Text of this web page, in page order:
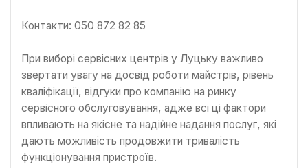
Контакти: 050 872 82 85
При виборі сервісних центрів у Луцьку важливо
звертати увагу на досвід роботи майстрів, рівень
кваліфікації, відгуки про компанію на ринку
сервісного обслуговування, адже всі ці фактори
впливають на якісне та надійне надання послуг, які
дають можливість продовжити тривалість
функціонування пристроїв.